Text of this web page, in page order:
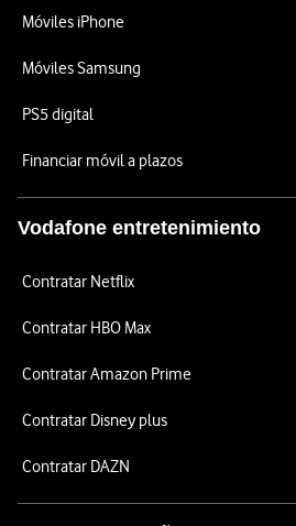
Móviles iPhone
Móviles Samsung
PS5 digital
Financiar móvil a plazos
Vodafone entretenimiento
Contratar Netflix
Contratar HBO Max
Contratar Amazon Prime
Contratar Disney plus
Contratar DAZN